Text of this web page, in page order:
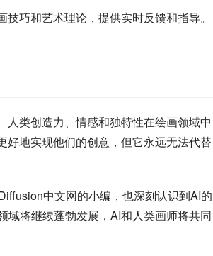
巧和艺术理论，提供实时反馈和指导。
类创造力、情感和独特性在绘画领域中
好地实现他们的创意，但它永远无法代替
中文网的小编，也深刻认识到AI的
域将继续蓬勃发展，AI和人类画师将共同